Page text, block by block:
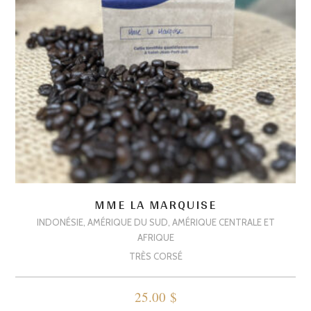
MME LA MARQUISE
INDONÉSIE, AMÉRIQUE DU SUD, AMÉRIQUE CENTRALE ET
AFRIQUE
TRÈS CORSÉ
25.00 $